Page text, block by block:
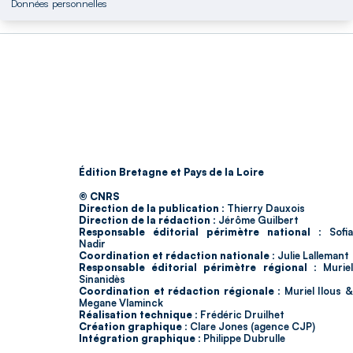
Données personnelles
Édition Bretagne et Pays de la Loire
© CNRS
Direction de la publication : Thierry Dauxois
Direction de la rédaction : Jérôme Guilbert
Responsable éditorial périmètre national : Sofia
Nadir
Coordination et rédaction nationale : Julie Lallemant
Responsable éditorial périmètre régional : Muriel
Sinanidès
Coordination et rédaction régionale : Muriel Ilous &
Megane Vlaminck
Réalisation technique : Frédéric Druilhet
Création graphique : Clare Jones (agence CJP)
Intégration graphique : Philippe Dubrulle